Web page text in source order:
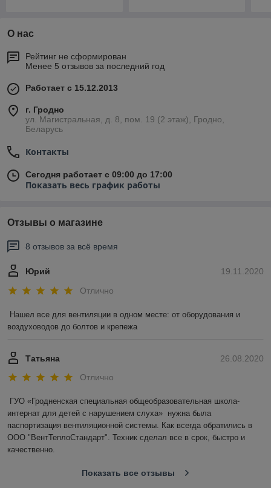
О нас
Рейтинг не сформирован
Менее 5 отзывов за последний год
Работает с 15.12.2013
г. Гродно
ул. Магистральная, д. 8, пом. 19 (2 этаж), Гродно,
Беларусь
Контакты
Сегодня работает с 09:00 до 17:00
Показать весь график работы
Отзывы о магазине
8 отзывов за всё время
19.11.2020
Юрий
Отлично
Нашел все для вентиляции в одном месте: от оборудования и
воздуховодов до болтов и крепежа
26.08.2020
Татьяна
Отлично
ГУО «Гродненская специальная общеобразовательная школа-
интернат для детей с нарушением слуха»  нужна была
паспортизация вентиляционной системы. Как всегда обратились в
ООО "ВентТеплоСтандарт". Техник сделал все в срок, быстро и
качественно.
Показать все отзывы